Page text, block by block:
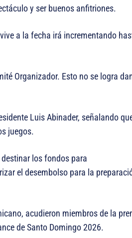
y ser buenos anfitriones.
a la fecha irá incrementando
Organizador. Esto no se logra
Luis Abinader, señalando
juegos.
los fondos para
el desembolso para la
acudieron miembros de la
de Santo Domingo 2026.